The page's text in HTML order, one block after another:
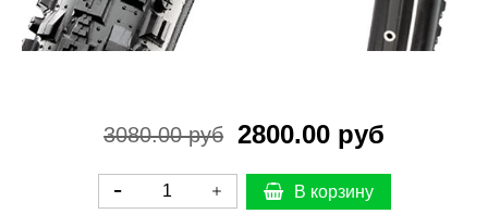
3080.00 руб 2800.00 руб
В корзину